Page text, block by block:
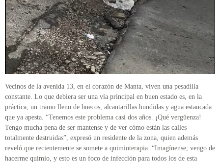
Vecinos de la avenida 13, en el corazón de Manta, viven una pesadilla
constante. Lo que debiera ser una vía principal en buen estado es, en la
práctica, un tramo lleno de huecos, alcantarillas hundidas y agua estancada
que ya apesta. “Tenemos este problema casi dos años. ¡Qué vergüenza!
Tengo mucha pena de ser mantense y de ver cómo están las calles
totalmente destruidas”, expresó un residente de la zona, quien además
reveló que recientemente se somete a quimioterapia. “Imagínense, vengo de
hacerme quimio, y esto es un foco de infección para todos los de esta